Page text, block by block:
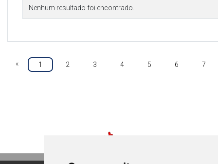
Nenhum resultado foi encontrado.
« 1 2 3 4 5 6 7